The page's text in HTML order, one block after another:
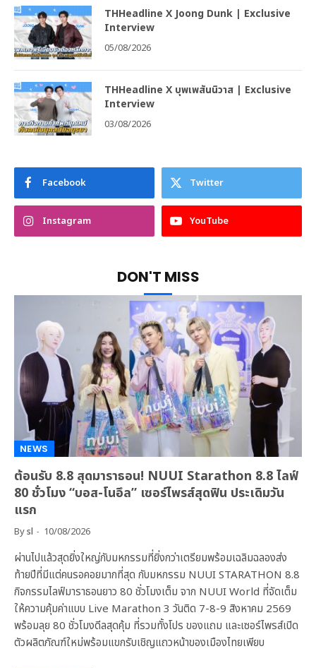
THHeadline X Joong Dunk | Exclusive
Interview
05/08/2026
THHeadline X บุพเพสันนิวาส | Exclusive
Interview
03/08/2026
Facebook Twitter
Instagram YouTube
DON'T MISS
NEWS
ต้อนรับ 8.8 สุดมาราธอน! NUUI Starathon 8.8 ไลฟ์
80 ชั่วโมง “บอส-โนอึล” เซอร์ไพรส์สุดฟิน ประเดิมวัน
แรก
Bysl 10/08/2026
ผ่านไปแล้วสุดยิ่งใหญ่กับมหกรรมที่ยิ่งกว่าเตรียมพร้อมเฉลิมฉลองส่ง
ท้ายปีที่มีแต่คนรอคอยมากที่สุด กับมหกรรม NUUI STARATHON 8.8
กิจกรรมไลฟ์มาราธอนยาว 80 ชั่วโมงเต็ม จาก NUUI World ที่จัดเต็ม
ให้ความคุ้มค่าแบบ Live Marathon 3 วันติด 7-8-9 สิงหาคม 2569
พร้อมลุย 80 ชั่วโมงดีลสุดคุ้ม ที่รวมทั้งโปร ของแถม และเซอร์ไพรส์เปิด
ตัวผลิตภัณฑ์ใหม่พร้อมแขกรับเชิญแถวหน้าของเมืองไทยเพียบ